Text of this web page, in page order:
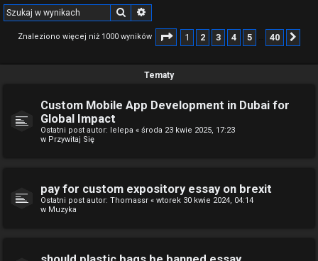
Szukaj
Znaleziono więcej niż 1000 wyników Strona z40
1 2 3 4 5 40
Tematy
Custom Mobile App Development in Dubai for
Global Impact
Ostatni post autor: lelepa « środa 23 kwie 2025, 17:23
w Przywitaj Się
pay for custom expository essay on brexit
Ostatni post autor: Thomassr « wtorek 30 kwie 2024, 04:14
w Muzyka